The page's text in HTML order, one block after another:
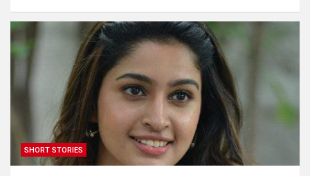
SHORT STORIES